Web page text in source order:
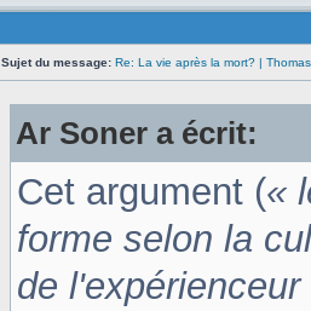
Sujet du message: Re: La vie après la mort? |
Ar Soner a écrit:
Cet argument («
forme selon la
de l'expérienceur